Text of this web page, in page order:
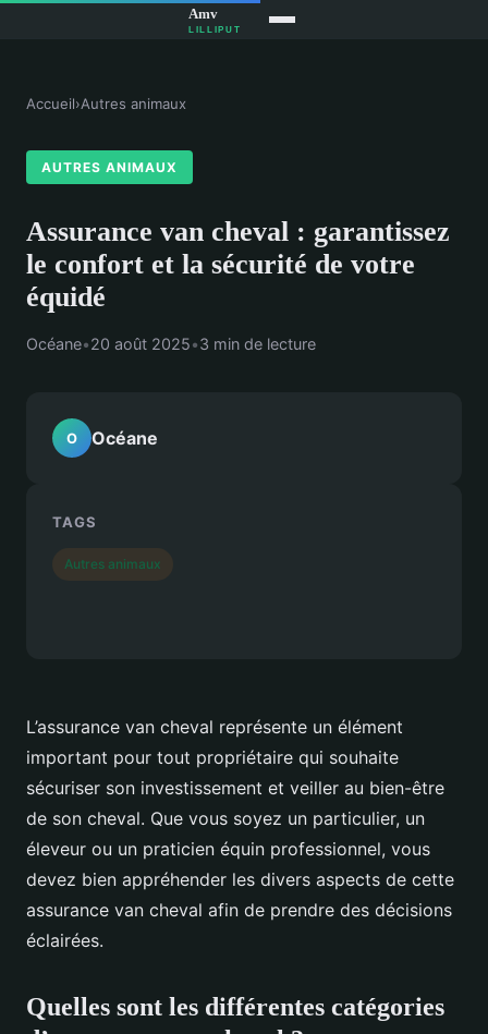
Accueil›Autres animaux
AUTRES ANIMAUX
Assurance van cheval : garantissez
le confort et la sécurité de votre
équidé
Océane•20 août 2025•3 min de lecture
L’assurance van cheval représente un élément
important pour tout propriétaire qui souhaite
sécuriser son investissement et veiller au bien-être
de son cheval. Que vous soyez un particulier, un
éleveur ou un praticien équin professionnel, vous
devez bien appréhender les divers aspects de cette
assurance van cheval afin de prendre des décisions
éclairées.
Quelles sont les différentes catégories
O Océane
TAGS
Autres animaux